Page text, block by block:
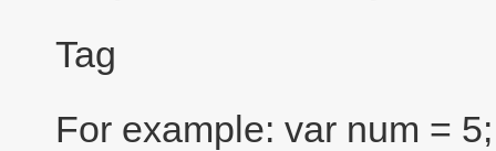
Tag
For example: var num =